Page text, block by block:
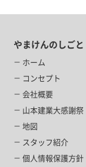
やまけんのしごと
ホーム
コンセプト
会社概要
山本建業大感謝祭
地図
スタッフ紹介
個人情報保護方針